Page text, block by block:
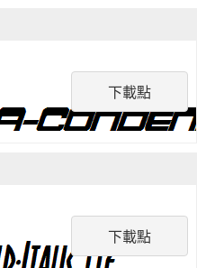
下載點
下載點